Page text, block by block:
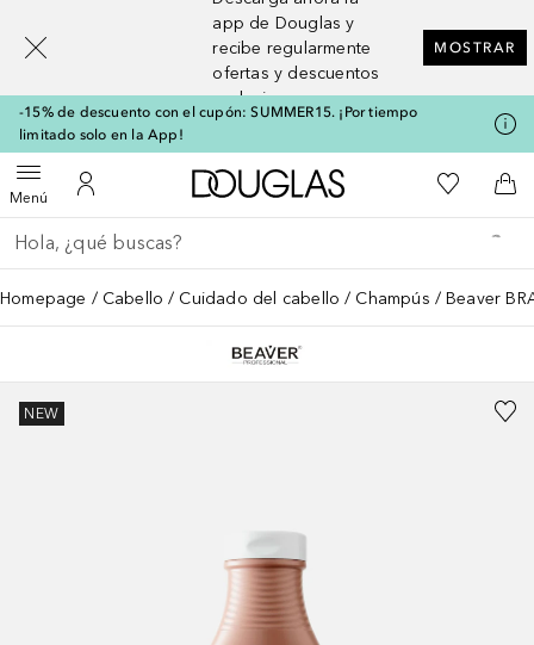
app de Douglas y
recibe regularmente
ofertas y descuentos
exclusivos
MOSTRAR
-15% de descuento con el cupón: SUMMER15. ¡Por tiempo
limitado solo en la App!
MenúAbrir menúMi cuenta
A Douglas HomeMi lista de
A
Regresar
Ejecutar búsqueda
Homepage Cabello Cuidado del cabello Champús Beaver
NEW
[navigation.slideout.screenreader]